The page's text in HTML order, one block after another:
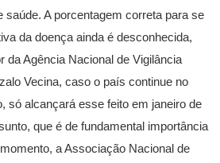
saúde. A porcentagem correta para se
da doença ainda é desconhecida,
da Agência Nacional de Vigilância
Vecina, caso o país continue no
só alcançará esse feito em janeiro de
que é de fundamental importância
a Associação Nacional de